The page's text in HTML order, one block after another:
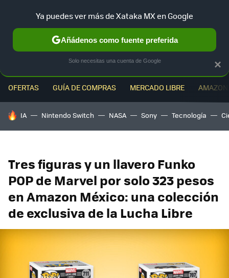
OFERTAS GUÍA DE COMPRAS MERCADO LIBRE
HOY SE HABLA DE
IA Nintendo Switch NASA Sony Tecnología
Tres figuras y un llavero Funko
POP de Marvel por solo 323 pesos
en Amazon México: una colección
de exclusiva de la Lucha Libre
×
Ya puedes ver más de Xataka MX en Google
Añádenos como fuente preferida
Solo necesitas una cuenta de Google